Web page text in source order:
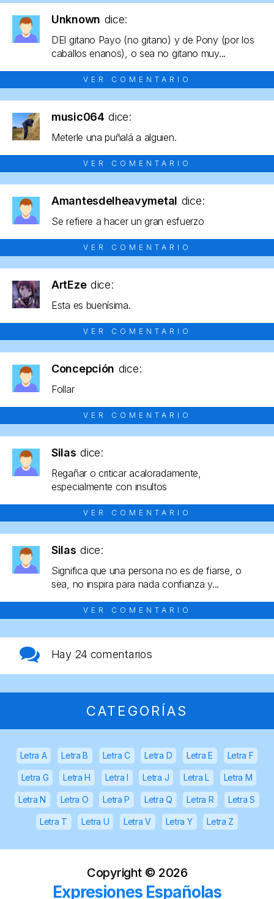
Unknown dice:
DEl gitano Payo (no gitano) y de Pony (por los
caballos enanos), o sea no gitano muy...
VER COMENTARIO
music064 dice:
Meterle una puñalá a alguien.
VER COMENTARIO
Amantesdelheavymetal dice:
Se refiere a hacer un gran esfuerzo
VER COMENTARIO
ArtEze dice:
Esta es buenísima.
VER COMENTARIO
Concepción dice:
Follar
VER COMENTARIO
Silas dice:
Regañar o criticar acaloradamente,
especialmente con insultos
VER COMENTARIO
Silas dice:
Significa que una persona no es de fiarse, o
sea, no inspira para nada confianza y...
VER COMENTARIO
Hay 24 comentarios
CATEGORÍAS
Letra A Letra B Letra C Letra D Letra E Letra F
Letra G Letra H Letra I Letra J Letra L Letra M
Letra N Letra O Letra P Letra Q Letra R Letra S
Letra T Letra U Letra V Letra Y Letra Z
Copyright © 2026
Expresiones Españolas